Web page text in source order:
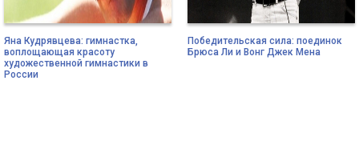
Яна Кудрявцева: гимнастка,
воплощающая красоту
художественной гимнастики в
России
Победительская сила: поединок
Брюса Ли и Вонг Джек Мена